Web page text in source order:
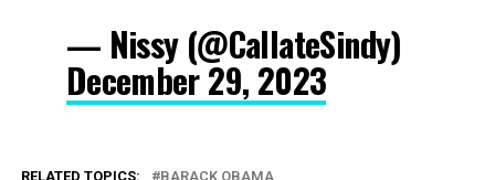
— Nissy (@CallateSindy)
December 29, 2023
RELATED TOPICS:
BARACK OBAMA